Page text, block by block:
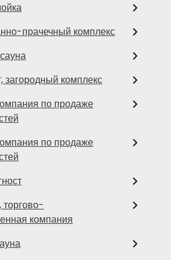
прачечный комплекс
комплекс
по продаже
по продаже
компания